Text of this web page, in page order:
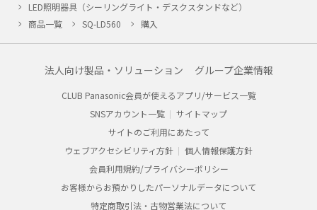
LED照明器具（シーリングライト・デスクスタンドなど）
商品一覧
SQ-LD560 購入
法人向け製品・ソリューション グループ企業情報
CLUB Panasonic会員が使えるアプリ/サービス一覧
SNSアカウント一覧
サイトマップ
サイトのご利用にあたって
ウェブアクセシビリティ方針
個人情報保護方針
会員利用規約/プライバシーポリシー
お客様からお預かりしたパーソナルデータについて
特定商取引法・古物営業法について